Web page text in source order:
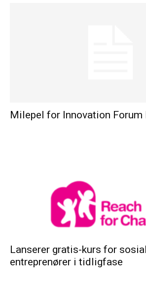
Milepel for Innovation Forum
Lanserer gratis-kurs for
entreprenører i tidligfase